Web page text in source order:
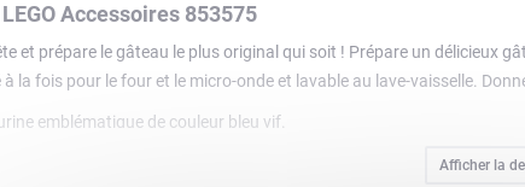
Accessoires 853575
et prépare le gâteau le plus original qui soit ! Prépare un délicieux
la fois pour le four et le micro-onde et lavable au lave-vaisselle.
emblématique de couleur bleu vif.
Afficher la